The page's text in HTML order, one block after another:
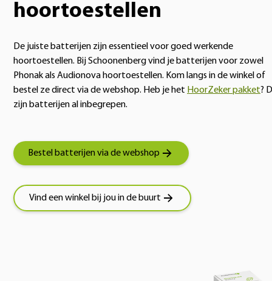
hoortoestellen
De juiste batterijen zijn essentieel voor goed werkende
hoortoestellen. Bij Schoonenberg vind je batterijen voor zowel
Phonak als Audionova hoortoestellen. Kom langs in de winkel of
bestel ze direct via de webshop. Heb je het HoorZeker pakket?
zijn batterijen al inbegrepen.
Bestel batterijen via de webshop
Vind een winkel bij jou in de buurt